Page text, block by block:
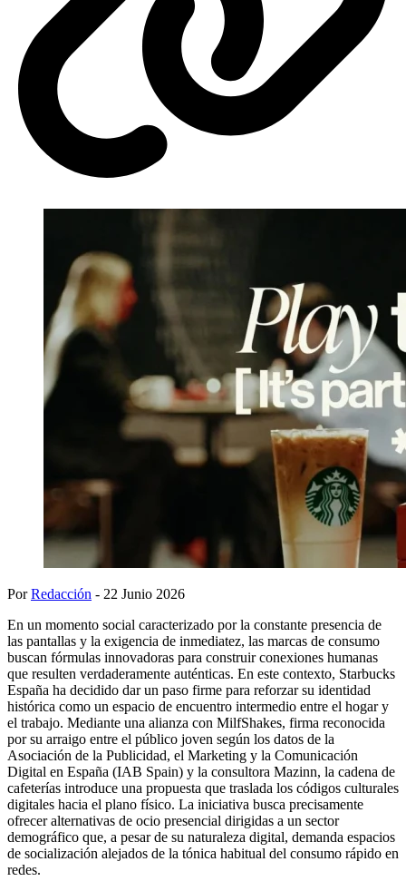
PorRedacción - 22 Junio 2026
En un momento social caracterizado por la constante presencia de
las pantallas y la exigencia de inmediatez, las marcas de consumo
buscan fórmulas innovadoras para construir conexiones humanas
que resulten verdaderamente auténticas. En este contexto, Starbucks
España ha decidido dar un paso firme para reforzar su identidad
histórica como un espacio de encuentro intermedio entre el hogar y
el trabajo. Mediante una alianza con MilfShakes, firma reconocida
por su arraigo entre el público joven según los datos de la
Asociación de la Publicidad, el Marketing y la Comunicación
Digital en España (IAB Spain) y la consultora Mazinn, la cadena de
cafeterías introduce una propuesta que traslada los códigos culturales
digitales hacia el plano físico. La iniciativa busca precisamente
ofrecer alternativas de ocio presencial dirigidas a un sector
demográfico que, a pesar de su naturaleza digital, demanda espacios
de socialización alejados de la tónica habitual del consumo rápido en
redes.